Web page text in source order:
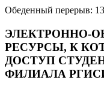
Обеденный перерыв:
ЭЛЕКТРОННО-
РЕСУРСЫ, К
ДОСТУП
ФИЛИАЛА